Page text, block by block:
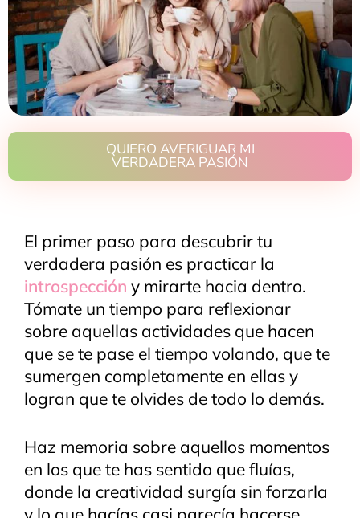
QUIERO AVERIGUAR MI
VERDADERA PASIÓN
El primer paso para descubrir tu
verdadera pasión es practicar la
introspección y mirarte hacia dentro.
Tómate un tiempo para reflexionar
sobre aquellas actividades que hacen
que se te pase el tiempo volando, que te
sumergen completamente en ellas y
logran que te olvides de todo lo demás.
Haz memoria sobre aquellos momentos
en los que te has sentido que fluías,
donde la creatividad surgía sin forzarla